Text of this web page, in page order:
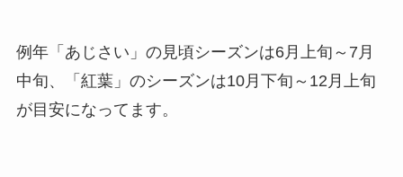
例年「あじさい」の見頃シーズンは6月上旬～7月
中旬、「紅葉」のシーズンは10月下旬～12月上旬
が目安になってます。